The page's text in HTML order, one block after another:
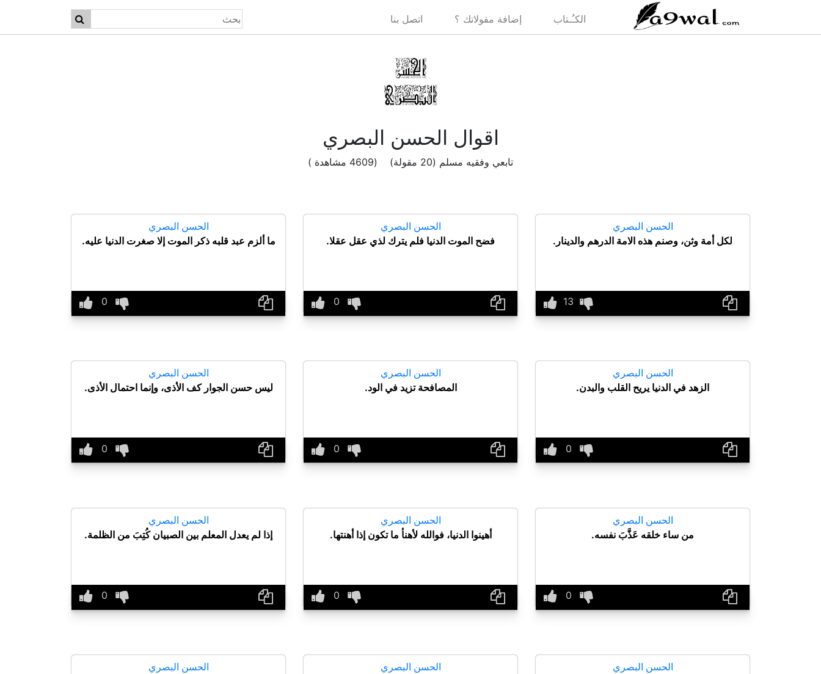
الكـُـتاب إضافة مقولاتك ؟ اتصل بنا
اقوال الحسن البصري
تابعي وفقيه مسلم (20 مقولة) (4609 مشاهدة )
الحسن البصري
لكل أمة وثن، وصنم هذه الامة الدرهم والدينار.
الحسن البصري
فضح الموت الدنيا فلم يترك لذي عقل عقلا.
الحسن البصري
ما ألزم عبد قلبه ذكر الموت إلا صغرت الدنيا عليه.
الحسن البصري
الزهد في الدنيا يريح القلب والبدن.
الحسن البصري
المصافحة تزيد في الود.
الحسن البصري
ليس حسن الجوار كف الأذى، وإنما احتمال الأذى.
الحسن البصري
من ساء خلقه عَذَّبَ نفسه.
الحسن البصري
أهينوا الدنيا، فوالله لأهنأ ما تكون إذا أهنتها.
الحسن البصري
إذا لم يعدل المعلم بين الصبيان كُتِبَ من الظلمة.
الحسن البصري
الحسن البصري
الحسن البصري